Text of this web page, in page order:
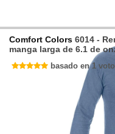
Comfort Colors 6014 -
manga larga de 6.1 de
basado en 1